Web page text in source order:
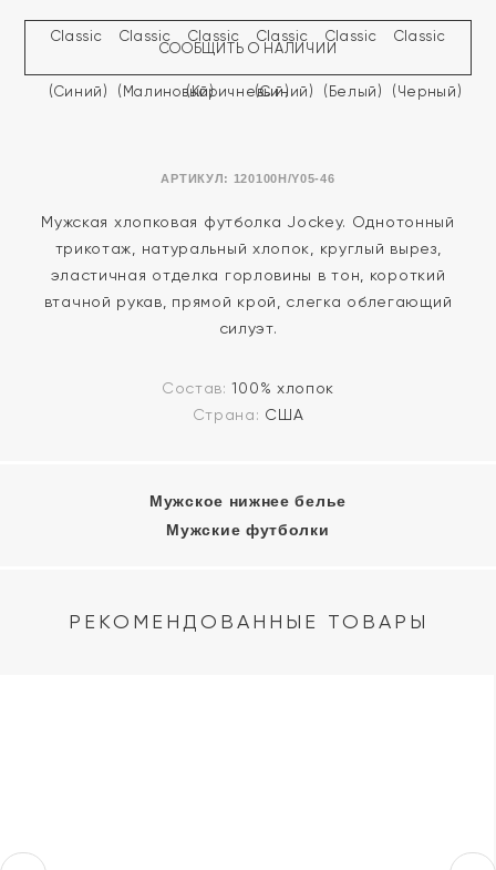
АРТИКУЛ: 120100H/Y05-46
СООБЩИТЬ О НАЛИЧИИ
Мужская хлопковая футболка Jockey. Однотонный
трикотаж, натуральный хлопок, круглый вырез,
эластичная отделка горловины в тон, короткий
втачной рукав, прямой крой, слегка облегающий
силуэт.
Состав:100% хлопок
Страна: США
Мужское нижнее белье
Мужские футболки
РЕКОМЕНДОВАННЫЕ ТОВАРЫ